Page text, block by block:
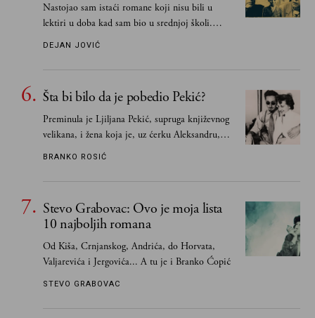
Nastojao sam istaći romane koji nisu bili u
lektiri u doba kad sam bio u srednjoj školi.
Smatrao sam da su "klasici" već dovoljno
DEJAN JOVIĆ
Šta bi bilo da je pobedio Pekić?
Preminula je Ljiljana Pekić, supruga književnog
velikana, i žena koja je, uz ćerku Aleksandru,
vodila računa o zaostavštini pisca. Ovu priču o
poznavale
BRANKO ROSIĆ
Stevo Grabovac: Ovo je moja lista
10 najboljih romana
Od Kiša, Crnjanskog, Andrića, do Horvata,
Valjarevića i Jergovića... A tu je i Branko Ćopić
STEVO GRABOVAC